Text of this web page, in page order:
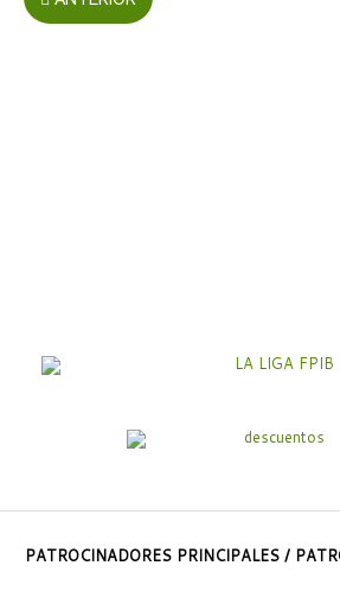
PATROCINADORES PRINCIPALES /